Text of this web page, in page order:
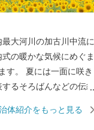
大河川の加古川中流に
の暖かな気候にめぐま
に咲き
るそろばんなどの伝統
力がたっぷりと詰まっ
体紹介をもっと見る